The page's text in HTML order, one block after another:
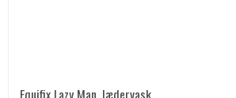
Equifix Lazy Man, lædervask